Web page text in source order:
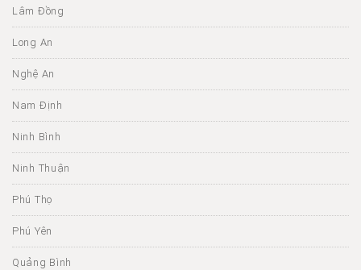
Lâm Đồng
Long An
Nghệ An
Nam Định
Ninh Bình
Ninh Thuận
Phú Thọ
Phú Yên
Quảng Bình